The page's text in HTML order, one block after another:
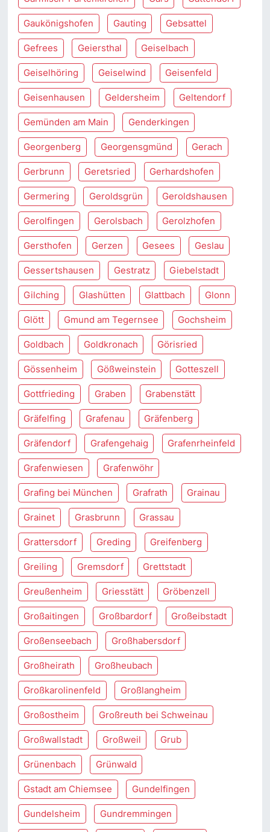
Gaukönigshofen Gauting Gebsattel
Gefrees Geiersthal Geiselbach
Geiselhöring Geiselwind Geisenfeld
Geisenhausen Geldersheim Geltendorf
Gemünden am Main Genderkingen
Georgenberg Georgensgmünd Gerach
Gerbrunn Geretsried Gerhardshofen
Germering Geroldsgrün Geroldshausen
Gerolfingen Gerolsbach Gerolzhofen
Gersthofen Gerzen Gesees Geslau
Gessertshausen Gestratz Giebelstadt
Gilching Glashütten Glattbach Glonn
Glött Gmund am Tegernsee Gochsheim
Goldbach Goldkronach Görisried
Gössenheim Gößweinstein Gotteszell
Gottfrieding Graben Grabenstätt
Gräfelfing Grafenau Gräfenberg
Gräfendorf Grafengehaig Grafenrheinfeld
Grafenwiesen Grafenwöhr
Grafing bei München Grafrath Grainau
Grainet Grasbrunn Grassau
Grattersdorf Greding Greifenberg
Greiling Gremsdorf Grettstadt
Greußenheim Griesstätt Gröbenzell
Großaitingen Großbardorf Großeibstadt
Großenseebach Großhabersdorf
Großheirath Großheubach
Großkarolinenfeld Großlangheim
Großostheim Großreuth bei Schweinau
Großwallstadt Großweil Grub
Grünenbach Grünwald
Gstadt am Chiemsee Gundelfingen
Gundelsheim Gundremmingen